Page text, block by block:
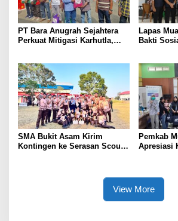
PT Bara Anugrah Sejahtera
Perkuat Mitigasi Karhutla,
Lapas
Bakti
SMA Bukit Asam Kirim
Kontingen ke Serasan Scout
Pemkab
Apresiasi
View More